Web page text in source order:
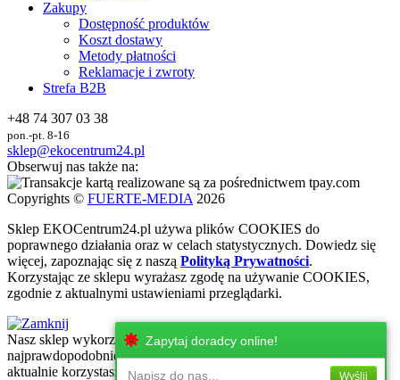
Zakupy
Dostępność produktów
Koszt dostawy
Metody płatności
Reklamacje i zwroty
Strefa B2B
+48 74 307 03 38
pon.-pt. 8-16
sklep@ekocentrum24.pl
Obserwuj nas także na:
Copyrights © FUERTE-MEDIA 2026
Sklep EKOCentrum24.pl używa plików COOKIES do
poprawnego działania oraz w celach statystycznych. Dowiedz się
więcej, zapoznając się z naszą Polityką Prywatności.
Korzystając ze sklepu wyrażasz zgodę na używanie COOKIES,
zgodnie z aktualnymi ustawieniami przeglądarki.
Nasz sklep wykorzystuje najnowsze technologie internetowe, które
najprawdopodobniej nie są wspierane przez urżadzenie, z którego
aktualnie korzystasz. Zachęcamy do korzystania z urzadzeń z
Zapytaj doradcy online!
Napisz do nas... Wyślij